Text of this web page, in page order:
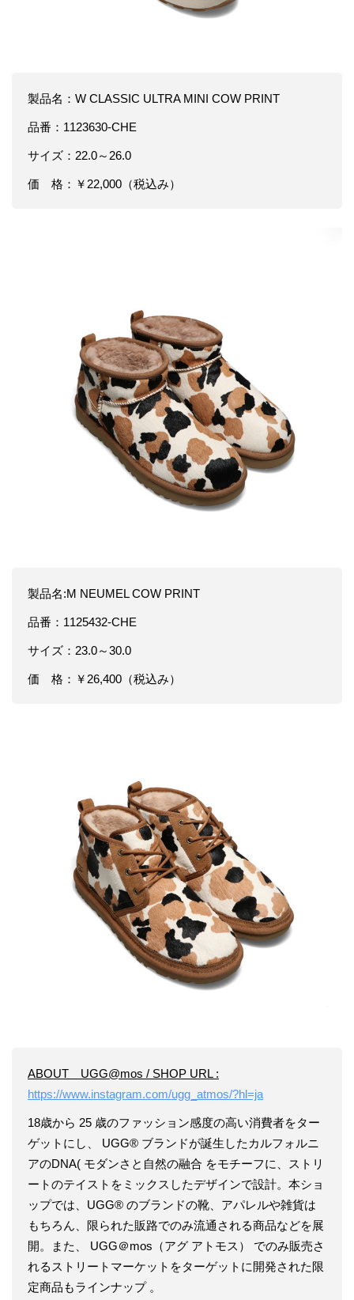
製品名：W CLASSIC ULTRA MINI COW PRINT
品番：1123630-CHE
サイズ：22.0～26.0
価 格：￥22,000（税込み）
製品名:M NEUMEL COW PRINT
品番：1125432-CHE
サイズ：23.0～30.0
価 格：￥26,400（税込み）
ABOUT UGG@mos / SHOP URL :
https://www.instagram.com/ugg_atmos/?hl=ja
18歳から 25 歳のファッション感度の高い消費者をター
ゲットにし、 UGG® ブランドが誕生したカルフォルニ
アのDNA( モダンさと自然の融合 をモチーフに、ストリ
ートのテイストをミックスしたデザインで設計。本ショ
ップでは、UGG® のブランドの靴、アパレルや雑貨は
もちろん、限られた販路でのみ流通される商品などを展
開。また、 UGG＠mos（アグ アトモス） でのみ販売さ
れるストリートマーケットをターゲットに開発された限
定商品もラインナップ 。